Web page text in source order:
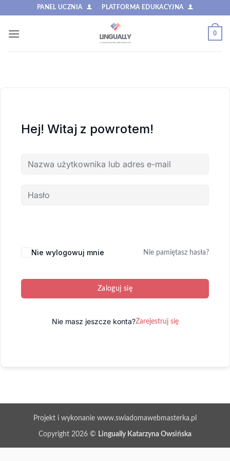
zawartości
PANEL UCZNIA PLATFORMA EDUKACYJNA
0
Hej! Witaj z powrotem!
Nie wylogowuj mnie Nie pamiętasz hasła?
Zaloguj się
Nie masz jeszcze konta?Zarejestruj się
Projekt i wykonanie www.swiadomawebmasterka.pl
Copyright 2026 © Lingually Katarzyna Owsińska